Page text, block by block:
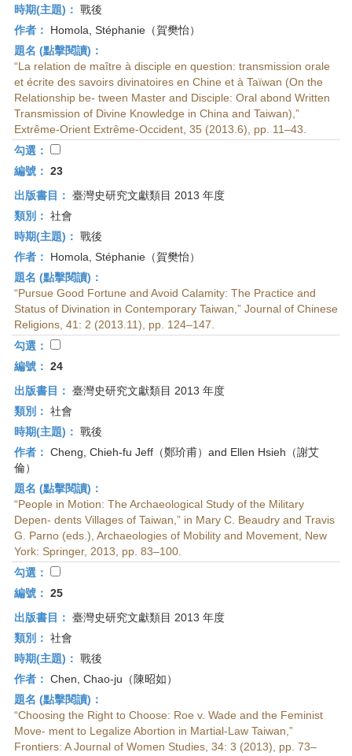
時期(主題)： 戰後
作者：
Homola, Stéphanie（賀樊怡）
題名 (點擊閱讀)：
“La relation de maître à disciple en question: transmission orale
et écrite des savoirs divinatoires en Chine et à Taïwan (On the
Relationship be- tween Master and Disciple: Oral abond Written
Transmission of Divine Knowledge in China and Taiwan),”
Extrême-Orient Extrême-Occident, 35 (2013.6), pp. 11–43.
勾選：
編號： 23
出版書目： 臺灣史研究文獻類目 2013 年度
類別： 社會
時期(主題)： 戰後
作者：
Homola, Stéphanie（賀樊怡）
題名 (點擊閱讀)：
“Pursue Good Fortune and Avoid Calamity: The Practice and
Status of Divination in Contemporary Taiwan,” Journal of Chinese
Religions, 41: 2 (2013.11), pp. 124–147.
勾選：
編號： 24
出版書目： 臺灣史研究文獻類目 2013 年度
類別： 社會
時期(主題)： 戰後
作者： Cheng, Chieh-fu Jeff（鄭玠甫）and Ellen Hsieh（謝艾
倫）
題名 (點擊閱讀)：
“People in Motion: The Archaeological Study of the Military
Depen- dents Villages of Taiwan,” in Mary C. Beaudry and Travis
G. Parno (eds.), Archaeologies of Mobility and Movement, New
York: Springer, 2013, pp. 83–100.
勾選：
編號： 25
出版書目： 臺灣史研究文獻類目 2013 年度
類別： 社會
時期(主題)： 戰後
作者： Chen, Chao-ju（陳昭如）
題名 (點擊閱讀)：
“Choosing the Right to Choose: Roe v. Wade and the Feminist
Move- ment to Legalize Abortion in Martial-Law Taiwan,”
Frontiers: A Journal of Women Studies, 34: 3 (2013), pp. 73–